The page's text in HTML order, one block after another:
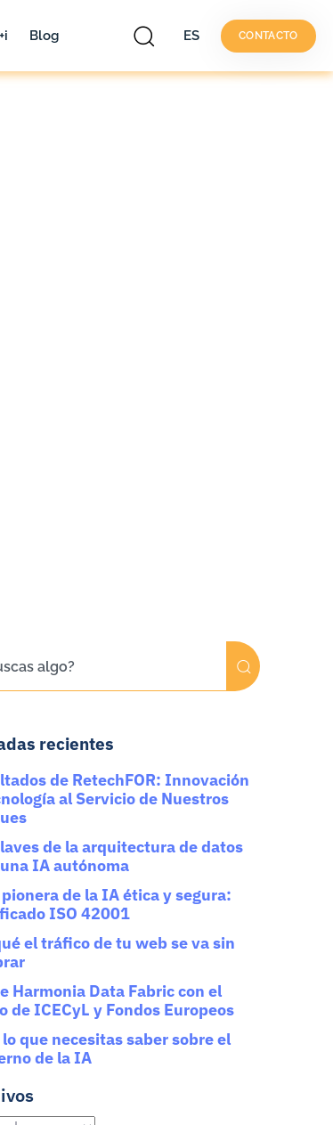
Blog ES CONTACTO
recientes
de RetechFOR: Innovación
al Servicio de Nuestros
de la arquitectura de datos
IA autónoma
de la IA ética y segura:
ISO 42001
el tráfico de tu web se va sin
Harmonia Data Fabric con el
de ICECyL y Fondos Europeos
lo que necesitas saber sobre el
de la IA